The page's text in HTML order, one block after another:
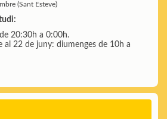
(Sant Esteve)
20:30h a 0:00h.
al 22 de juny: diumenges de 10h a